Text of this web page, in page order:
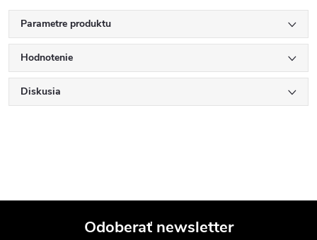
Parametre produktu
Hodnotenie
Diskusia
Odoberať newsletter